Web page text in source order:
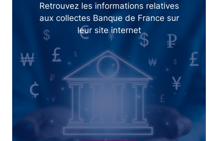
Retrouvez les informations relatives
aux collectes Banque de France sur
leur site internet